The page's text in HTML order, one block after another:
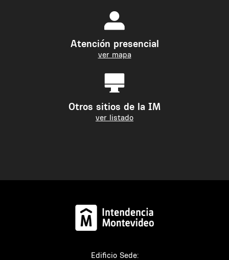
Atención presencial
ver mapa
Otros sitios de la IM
ver listado
Edificio Sede: